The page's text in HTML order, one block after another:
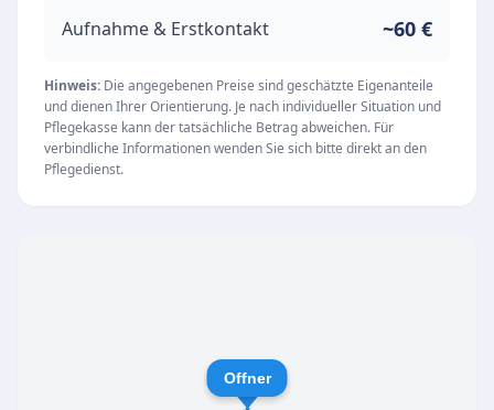
Senioren, Menschen mit Assistenzbedarf sowie
Individualbegleitung benötigen. Die engagierten
Betreuungskräfte stammen aus der gleichen
Region wie die Klienten und sorgen so für
verlässliche Stabilität im Alltag.
Seniorenbetreuung und Grundpflege:
Zubereitung von Mahlzeiten, Wäschepflege und
Wohnungsreinigung.
Aufnahme & Erstkontakt ~60 €
Hinweis: Die angegebenen Preise sind geschätzte Eigenanteile
und dienen Ihrer Orientierung. Je nach individueller Situation und
Pflegekasse kann der tatsächliche Betrag abweichen. Für
verbindliche Informationen wenden Sie sich bitte direkt an den
Pflegedienst.
Offner